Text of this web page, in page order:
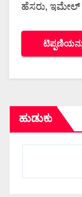
ಹೆಸರು, ಇಮೇಲ್
ಹುಡುಕು